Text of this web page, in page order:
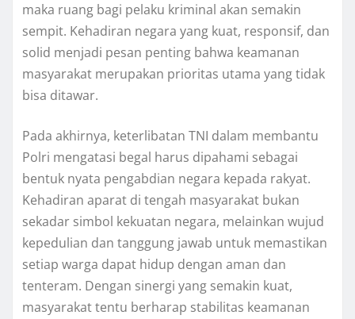
maka ruang bagi pelaku kriminal akan semakin
sempit. Kehadiran negara yang kuat, responsif, dan
solid menjadi pesan penting bahwa keamanan
masyarakat merupakan prioritas utama yang tidak
bisa ditawar.
Pada akhirnya, keterlibatan TNI dalam membantu
Polri mengatasi begal harus dipahami sebagai
bentuk nyata pengabdian negara kepada rakyat.
Kehadiran aparat di tengah masyarakat bukan
sekadar simbol kekuatan negara, melainkan wujud
kepedulian dan tanggung jawab untuk memastikan
setiap warga dapat hidup dengan aman dan
tenteram. Dengan sinergi yang semakin kuat,
masyarakat tentu berharap stabilitas keamanan